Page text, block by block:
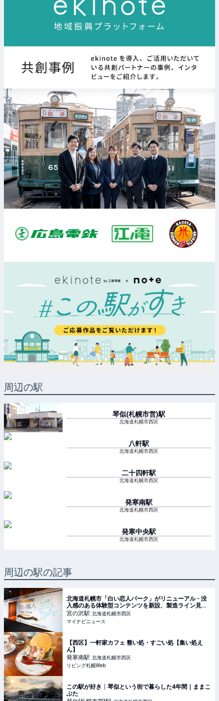
周辺の駅
琴似(札幌市営)駅
北海道札幌市西区
八軒駅
北海道札幌市西区
二十四軒駅
北海道札幌市西区
発寒南駅
北海道札幌市西区
発寒中央駅
北海道札幌市西区
周辺の駅の記事
北海道札幌市「白い恋人パーク」がリニューアル - 没
入感のある体験型コンテンツを新設、製造ライン見学
や制服も一新
宮の沢駅 北海道札幌市西区
マイナビニュース
【西区】一軒家カフェ 整い処・すごい処【集い処え
ん】
発寒南駅 北海道札幌市西区
リビング札幌Web
この駅が好き┊琴似という街で暮らした4年間｜ままこ
ぶた